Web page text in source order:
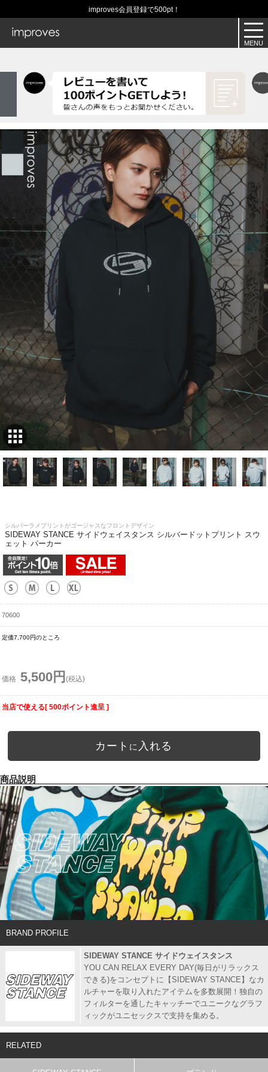
improves会員登録で500pt！
シルバーラメプリントがゴージャスなフロントデザイン
SIDEWAY STANCE サイドウェイスタンス シルバードットプリント スウ
ェット パーカー
70600
定価7,700円のところ
価格 5,500円 (税込)
当店で使える[ 500ポイント進呈 ]
カート に 入れる
商品説明
BRAND PROFILE
SIDEWAY STANCE サイドウェイスタンス
YOU CAN RELAX EVERY DAY(毎日がリラックス
できる)をコンセプトに【SIDEWAY STANCE】なカ
ルチャーを取り入れたアイテムを多数展開！独自の
フィルターを通したキャッチーでユニークなグラフ
ィックがユニセックスで支持を集める。
RELATED